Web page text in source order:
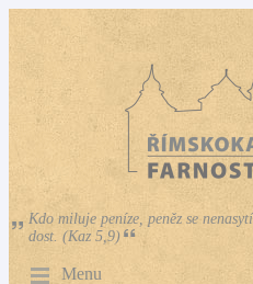
Kdo miluje peníze, peněz se
dost. (Kaz 5,9)
Menu